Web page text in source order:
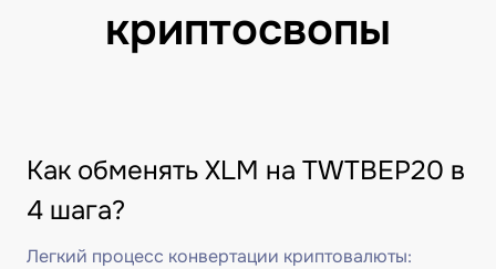
криптосвопы
Как обменять XLM на TWTBEP20 в
4 шага?
Легкий процесс конвертации криптовалюты: